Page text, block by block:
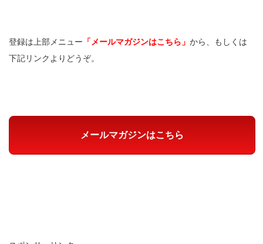
登録は上部メニュー 「メールマガジンはこちら」 から、もしくは
下記リンクよりどうぞ。
メールマガジンはこちら